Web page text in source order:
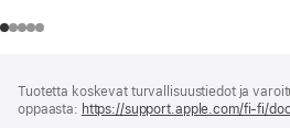
Tuotetta koskevat turvallisuustiedot ja
oppaasta: https://support.apple.com/fi-fi/